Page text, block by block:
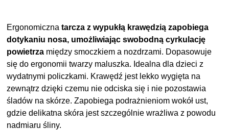
Ergonomiczna tarcza z wypukłą krawędzią zapobiega
dotykaniu nosa, umożliwiając swobodną cyrkulację
powietrza między smoczkiem a nozdrzami. Dopasowuje
się do ergonomii twarzy maluszka. Idealna dla dzieci z
wydatnymi policzkami. Krawędź jest lekko wygięta na
zewnątrz dzięki czemu nie odciska się i nie pozostawia
śladów na skórze. Zapobiega podrażnieniom wokół ust,
gdzie delikatna skóra jest szczególnie wrażliwa z powodu
nadmiaru śliny.